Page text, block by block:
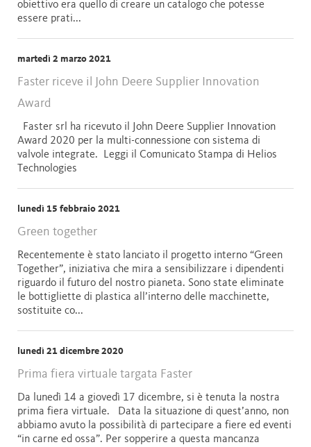
obiettivo era quello di creare un catalogo che potesse
essere prati...
martedì 2 marzo 2021
Faster riceve il John Deere Supplier Innovation
Award
Faster srl ha ricevuto il John Deere Supplier Innovation
Award 2020 per la multi-connessione con sistema di
valvole integrate. Leggi il Comunicato Stampa di Helios
Technologies
lunedì 15 febbraio 2021
Green together
Recentemente è stato lanciato il progetto interno “Green
Together”, iniziativa che mira a sensibilizzare i dipendenti
riguardo il futuro del nostro pianeta. Sono state eliminate
le bottigliette di plastica all’interno delle macchinette,
sostituite co...
lunedì 21 dicembre 2020
Prima fiera virtuale targata Faster
Da lunedì 14 a giovedì 17 dicembre, si è tenuta la nostra
prima fiera virtuale. Data la situazione di quest’anno, non
abbiamo avuto la possibilità di partecipare a fiere ed eventi
“in carne ed ossa”. Per sopperire a questa mancanza